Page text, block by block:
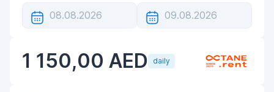
1 150,00 AED daily